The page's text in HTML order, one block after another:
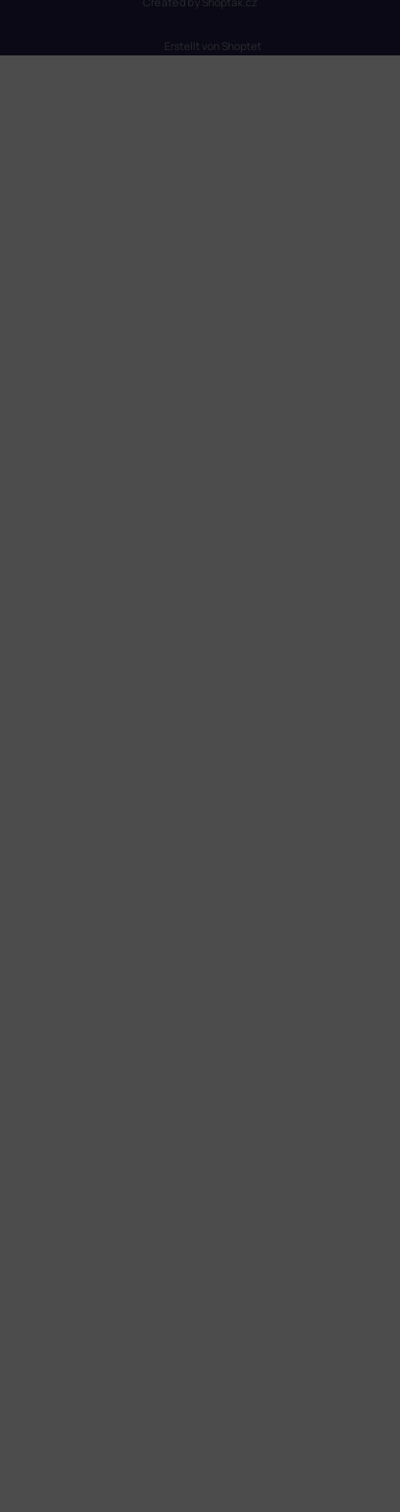
Erstellt von Shoptet